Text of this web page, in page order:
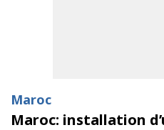
Maroc
Maroc: installation